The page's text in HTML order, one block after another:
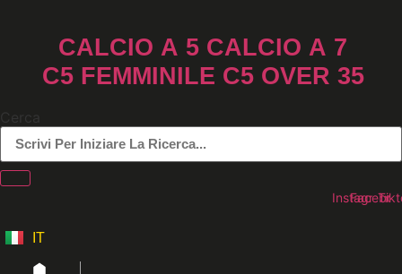
contenutoCALCIO A 5 CALCIO A 7
C5 FEMMINILE C5 OVER 35
Cerca
Instagram
IT
ES